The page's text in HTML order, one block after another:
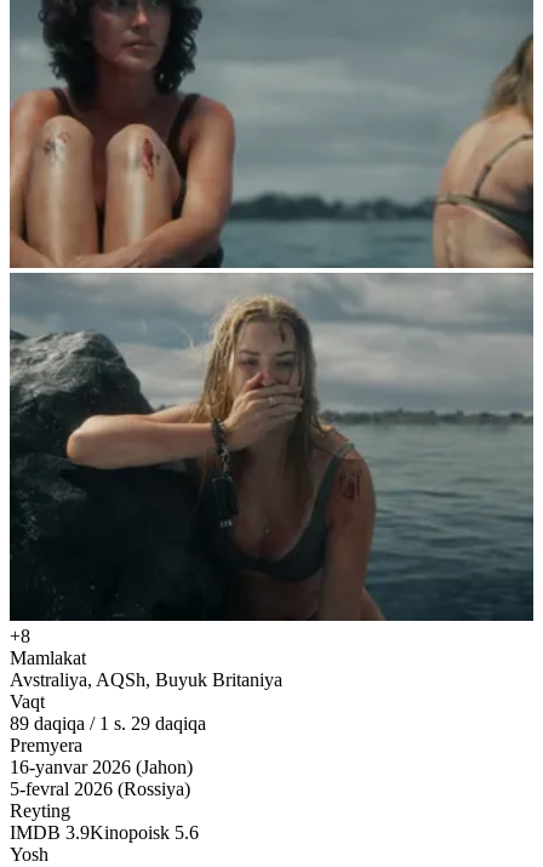
+8
Mamlakat
Avstraliya, AQSh, Buyuk Britaniya
Vaqt
89 daqiqa / 1 s. 29 daqiqa
Premyera
16-yanvar 2026 (Jahon)
5-fevral 2026 (Rossiya)
Reyting
IMDB 3.9Kinopoisk 5.6
Yosh